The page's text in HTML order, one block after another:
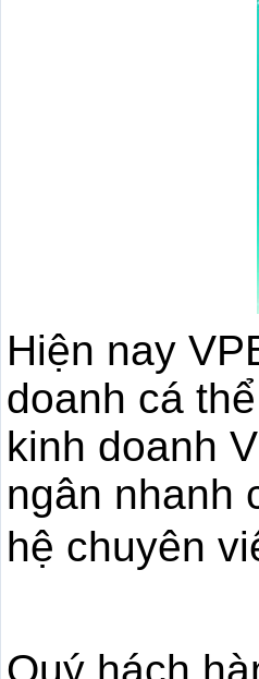
Hiện nay
doanh cá
kinh doanh
ngân nhanh
hệ chuyên